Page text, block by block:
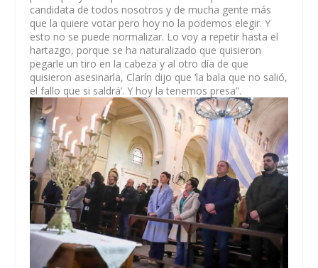
candidata de todos nosotros y de mucha gente más
que la quiere votar pero hoy no la podemos elegir. Y
esto no se puede normalizar. Lo voy a repetir hasta el
hartazgo, porque se ha naturalizado que quisieron
pegarle un tiro en la cabeza y al otro día de que
quisieron asesinarla, Clarín dijo que ‘la bala que no salió,
el fallo que si saldrá’. Y hoy la tenemos presa”.